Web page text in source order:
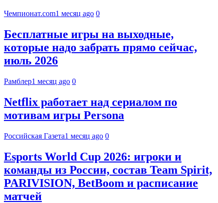
Чемпионат.com1 месяц ago 0
Бесплатные игры на выходные,
которые надо забрать прямо сейчас,
июль 2026
Рамблер1 месяц ago 0
Netflix работает над сериалом по
мотивам игры Persona
Российская Газета1 месяц ago 0
Esports World Cup 2026: игроки и
команды из России, состав Team Spirit,
PARIVISION, BetBoom и расписание
матчей